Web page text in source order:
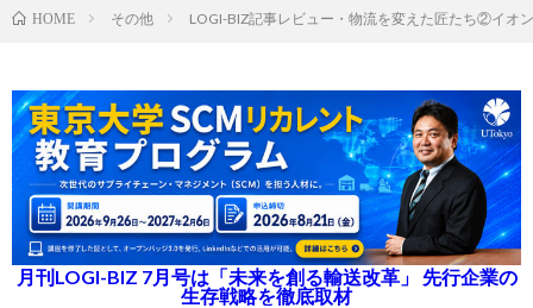
HOME その他 LOGI-BIZ記事レビュー・物流を変えた匠たち②イオ
月刊LOGI-BIZ 7月号は「未来を創る輸送改革」 先行企業の
生存戦略を徹底取材